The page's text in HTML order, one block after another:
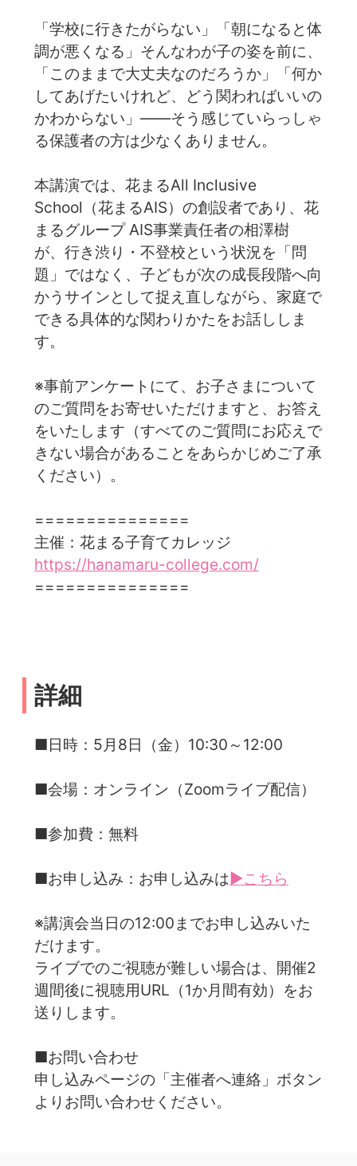
「学校に行きたがらない」「朝になると体
調が悪くなる」そんなわが子の姿を前に、
「このままで大丈夫なのだろうか」「何か
してあげたいけれど、どう関わればいいの
かわからない」——そう感じていらっしゃ
る保護者の方は少なくありません。
本講演では、花まるAll Inclusive
School（花まるAIS）の創設者であり、花
まるグループ AIS事業責任者の相澤樹
が、行き渋り・不登校という状況を「問
題」ではなく、子どもが次の成長段階へ向
かうサインとして捉え直しながら、家庭で
できる具体的な関わりかたをお話ししま
す。
※事前アンケートにて、お子さまについて
のご質問をお寄せいただけますと、お答え
をいたします（すべてのご質問にお応えで
きない場合があることをあらかじめご了承
ください）。
===============
主催：花まる子育てカレッジ
https://hanamaru-college.com/
===============
詳細
■日時：5月8日（金）10:30～12:00
■会場：オンライン（Zoomライブ配信）
■参加費：無料
■お申し込み：お申し込みは▶こちら
※講演会当日の12:00までお申し込みいた
だけます。
ライブでのご視聴が難しい場合は、開催2
週間後に視聴用URL（1か月間有効）をお
送りします。
■お問い合わせ
申し込みページの「主催者へ連絡」ボタン
よりお問い合わせください。